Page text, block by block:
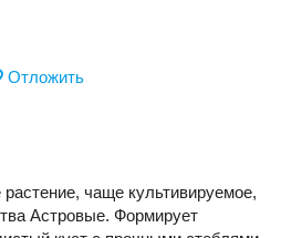
Отложить
чаще культивируемое,
Астровые. Формирует